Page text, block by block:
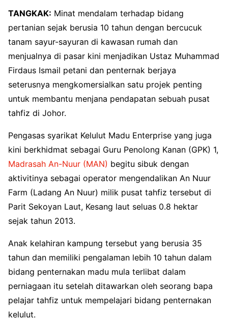
TANGKAK: Minat mendalam terhadap bidang
pertanian sejak berusia 10 tahun dengan bercucuk
tanam sayur-sayuran di kawasan rumah dan
menjualnya di pasar kini menjadikan Ustaz Muhammad
Firdaus Ismail petani dan penternak berjaya
seterusnya mengkomersialkan satu projek penting
untuk membantu menjana pendapatan sebuah pusat
tahfiz di Johor.
Pengasas syarikat Kelulut Madu Enterprise yang juga
kini berkhidmat sebagai Guru Penolong Kanan (GPK) 1,
Madrasah An-Nuur (MAN) begitu sibuk dengan
aktivitinya sebagai operator mengendalikan An Nuur
Farm (Ladang An Nuur) milik pusat tahfiz tersebut di
Parit Sekoyan Laut, Kesang laut seluas 0.8 hektar
sejak tahun 2013.
Anak kelahiran kampung tersebut yang berusia 35
tahun dan memiliki pengalaman lebih 10 tahun dalam
bidang penternakan madu mula terlibat dalam
perniagaan itu setelah ditawarkan oleh seorang bapa
pelajar tahfiz untuk mempelajari bidang penternakan
kelulut.